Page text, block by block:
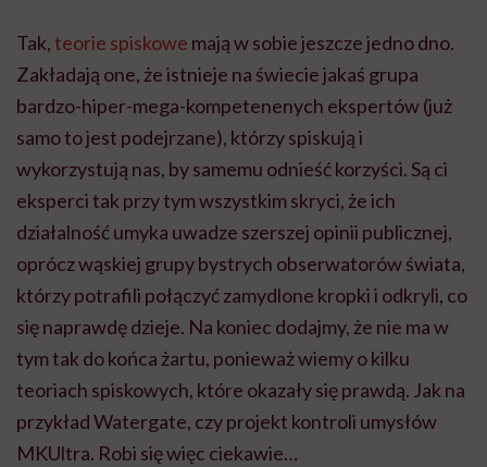
Tak,teorie spiskowe mają w sobie jeszcze jedno dno.
Zakładają one, że istnieje na świecie jakaś grupa
bardzo-hiper-mega-kompetenenych ekspertów (już
samo to jest podejrzane), którzy spiskują i
wykorzystują nas, by samemu odnieść korzyści. Są ci
eksperci tak przy tym wszystkim skryci, że ich
działalność umyka uwadze szerszej opinii publicznej,
oprócz wąskiej grupy bystrych obserwatorów świata,
którzy potrafili połączyć zamydlone kropki i odkryli, co
się naprawdę dzieje. Na koniec dodajmy, że nie ma w
tym tak do końca żartu, ponieważ wiemy o kilku
teoriach spiskowych, które okazały się prawdą. Jak na
przykład Watergate, czy projekt kontroli umysłów
MKUltra. Robi się więc ciekawie…